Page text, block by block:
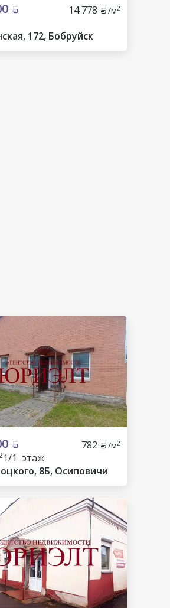
14 778 /м2
172, Бобруйск
782 /м2
1/1 этаж
8Б, Осиповичи